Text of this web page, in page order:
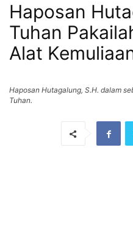
Haposan
Tuhan
Alat
Haposan Hutagalung, S.H. dalam
Tuhan.